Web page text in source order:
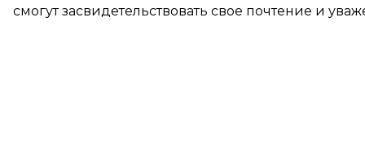
смогут засвидетельствовать свое почтение и